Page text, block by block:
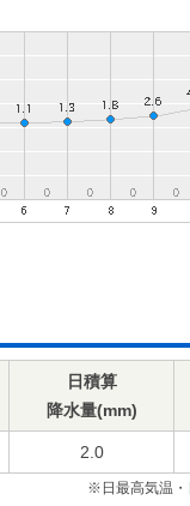
日積算
降水量(mm)
2.0
※日最高気温・